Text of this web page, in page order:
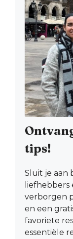
tips!
Sluit je aan
liefhebbers
verborgen
en een
favoriete
essentiële